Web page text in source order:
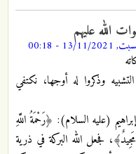
الله عليهم
11/2021 - 00:18
وذكروا له أوجها، نكتفي
(عليه السلام): ﴿رَحْمَةُ اللَّهِ
فجعل الله البركة في ذرية